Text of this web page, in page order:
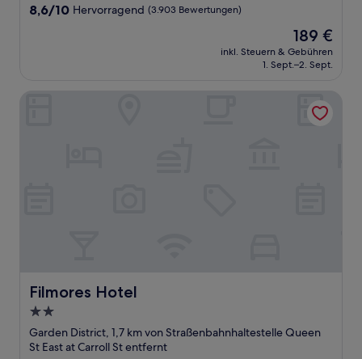
8.6
8,6/10 Hervorragend (3.903 Bewertungen)
Der
Preis
beträgt
189 €
inkl. Steuern & Gebühren
1. Sept.–2. Sept.
Filmores Hotel
Filmores Hotel
2.0-
Sterne-
Unterkunft
Garden District, 1,7 km von Straßenbahnhaltestelle Queen
St East at Carroll St entfernt